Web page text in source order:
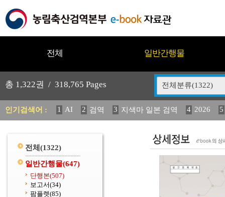
전체 일반간행물
총 1,322권 / 318,765 Pages 전체분류(1322)
인기검색어 : 1 AI 2 검역 3 지색마 일본 검역 4 2026
5
11 2025 12 중독성 식물 도감 13 媛 異 14
전체 (1322)
일반간행물(647)
단행본(507)
보고서(34)
팜플렛(85)